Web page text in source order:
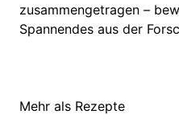
zusammengetragen –
Spannendes aus der
Mehr als Rezepte